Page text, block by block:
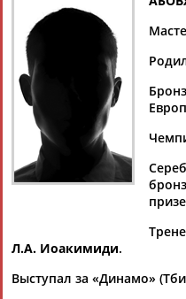
Аслаудин
АБАЕВ
Елена
АБАИМОВА
Дмитрий
АБАРЕНОВ
Тамилла
АБАСОВА
АББАТЕ-
БУЛАТОВА
Татьяна
АББЯСОВА
Плавание
Л.А. Иоакимиди.
Выступал за «Динамо»